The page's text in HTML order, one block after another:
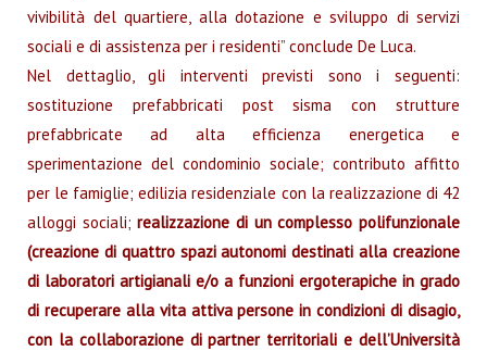
vivibilità del quartiere, alla dotazione e sviluppo di servizi
sociali e di assistenza per i residenti” conclude De Luca.
Nel dettaglio, gli interventi previsti sono i seguenti:
sostituzione prefabbricati post sisma con strutture
prefabbricate ad alta efficienza energetica e
sperimentazione del condominio sociale; contributo affitto
per le famiglie; edilizia residenziale con la realizzazione di 42
alloggi sociali; realizzazione di un complesso polifunzionale
(creazione di quattro spazi autonomi destinati alla creazione
di laboratori artigianali e/o a funzioni ergoterapiche in grado
di recuperare alla vita attiva persone in condizioni di disagio,
con la collaborazione di partner territoriali e dell’Università